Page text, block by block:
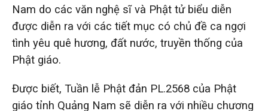
Nam do các văn nghệ sĩ và Phật tử biểu diễn
được diễn ra với các tiết mục có chủ đề ca ngợi
tình yêu quê hương, đất nước, truyền thống của
Phật giáo.
Được biết, Tuần lễ Phật đản PL.2568 của Phật
giáo tỉnh Quảng Nam sẽ diễn ra với nhiều chương